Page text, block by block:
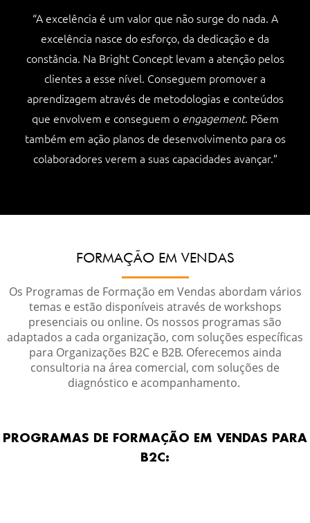
“A excelência é um valor que não surge do nada. A
excelência nasce do esforço, da dedicação e da
constância. Na Bright Concept levam a atenção pelos
clientes a esse nível. Conseguem promover a
aprendizagem através de metodologias e conteúdos
que envolvem e conseguem o engagement. Põem
também em ação planos de desenvolvimento para os
colaboradores verem a suas capacidades avançar.”
FORMAÇÃO EM VENDAS
Os Programas de Formação em Vendas abordam vários
temas e estão disponíveis através de workshops
presenciais ou online. Os nossos programas são
adaptados a cada organização, com soluções específicas
para Organizações B2C e B2B. Oferecemos ainda
consultoria na área comercial, com soluções de
diagnóstico e acompanhamento.
PROGRAMAS DE FORMAÇÃO EM VENDAS PARA
B2C: